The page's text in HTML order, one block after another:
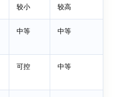
较小 较高
中等 中等
可控 中等